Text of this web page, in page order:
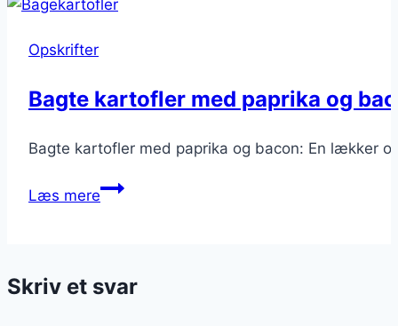
Opskrifter
Bagte kartofler med paprika og
Bagte kartofler med paprika og bacon: En lækker
Læs mereBagte
og
Skriv et svar